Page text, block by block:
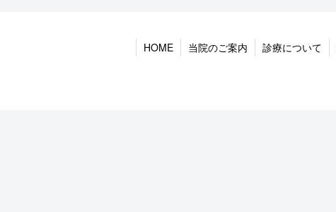
HOME 当院のご案内 診療について